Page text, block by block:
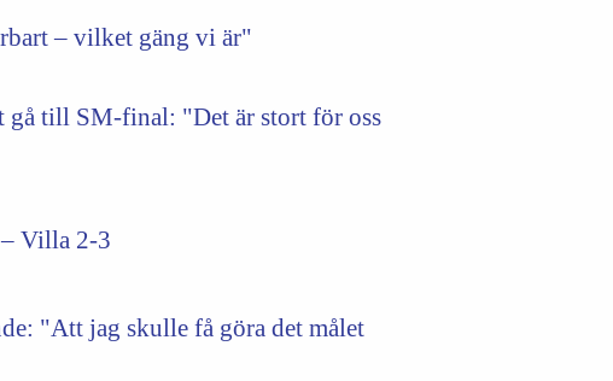
– vilket gäng vi är"
gå till SM-final: "Det är stort för oss
Villa 2-3
"Att jag skulle få göra det målet